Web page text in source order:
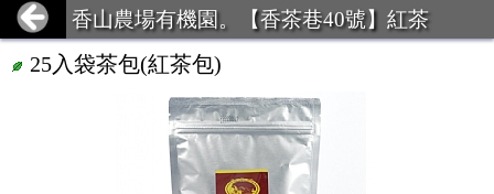
香山農場有機園。【香茶巷40號】紅茶
25入袋茶包(紅茶包)